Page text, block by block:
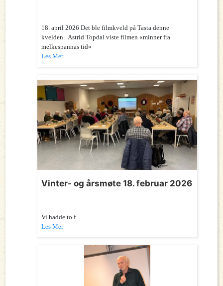
18. april 2026 Det ble filmkveld på Tasta denne
kvelden. Astrid Topdal viste filmen «minner fra
melkespannas tid»
Les Mer
Vinter- og årsmøte 18. februar 2026
Vi hadde to f...
Les Mer